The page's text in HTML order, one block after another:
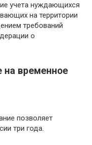
учета нуждающихся
на территории
требований
о
на временное
позволяет
три года.